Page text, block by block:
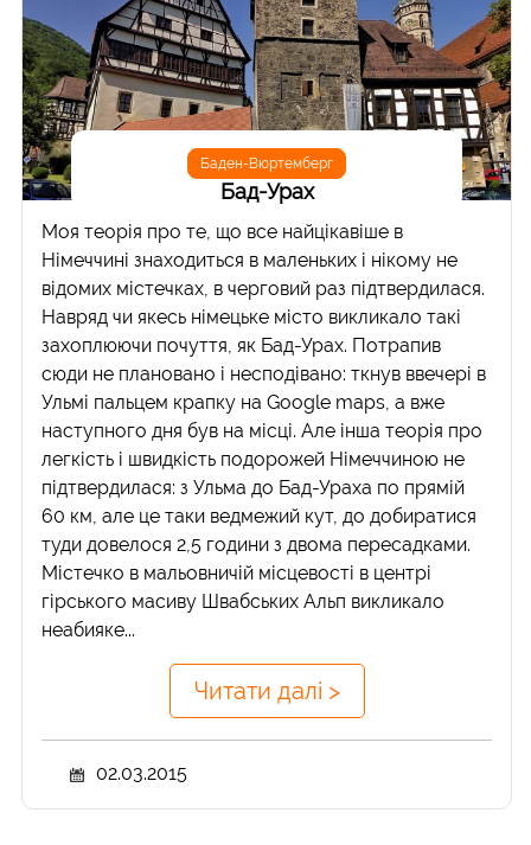
Баден-Вюртемберг
Бад-Урах
Моя теорія про те, що все найцікавіше в
Німеччині знаходиться в маленьких і нікому не
відомих містечках, в черговий раз підтвердилася.
Навряд чи якесь німецьке місто викликало такі
захоплюючи почуття, як Бад-Урах. Потрапив
сюди не плановано і несподівано: ткнув ввечері в
Ульмі пальцем крапку на Google maps, а вже
наступного дня був на місці. Але інша теорія про
легкість і швидкість подорожей Німеччиною не
підтвердилася: з Ульма до Бад-Ураха по прямій
60 км, але це таки ведмежий кут, до добиратися
туди довелося 2,5 години з двома пересадками.
Містечко в мальовничій місцевості в центрі
гірського масиву Швабських Альп викликало
неабияке...
Читати далі >
02.03.2015